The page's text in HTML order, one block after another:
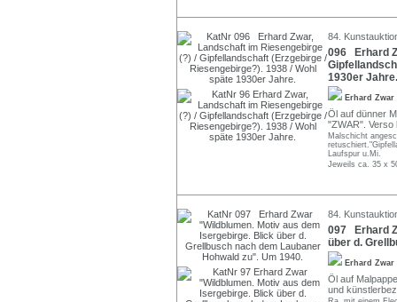
84.
096 Erhard
1930er Jahre.
Erhard Zwar
Öl auf dünner
"ZWAR". Verso
Malschicht
Laufspur u.Mi.
Jeweils ca. 35 x
84.
097 Erhard
über d.
Erhard Zwar
Öl auf
und